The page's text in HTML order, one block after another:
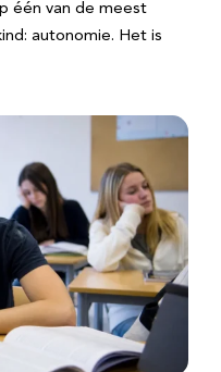
één van de meest
autonomie. Het is